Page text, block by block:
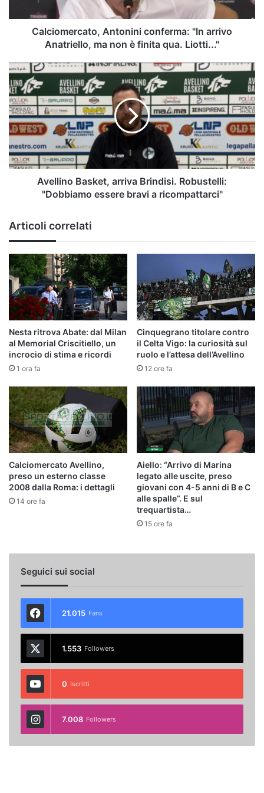
è
Calciomercato, Antonini conferma: "In arrivo
Anatriello, ma non è finita qua. Liotti..."
Avellino
Basket,
arriva
Brindisi.
Robustelli:
"Dobbiamo
essere
bravi
a
ricompattarci"Avellino Basket, arriva Brindisi. Robustelli:
"Dobbiamo essere bravi a ricompattarci"
Articoli correlati
Nesta ritrova Abate: dal Milan
al Memorial Criscitiello, un
incrocio di stima e ricordi
1 ora fa
Cinquegrano titolare contro
il Celta Vigo: la curiosità sul
ruolo e l’attesa dell’Avellino
12 ore fa
Calciomercato Avellino,
preso un esterno classe
2008 dalla Roma: i dettagli
14 ore fa
Aiello: “Arrivo di Marina
legato alle uscite, preso
giovani con 4-5 anni di B e C
alle spalle”. E sul
trequartista…
15 ore fa
Seguici sui social
21.015 Fans
1.553 Followers
0 Iscritti
7.008 Followers